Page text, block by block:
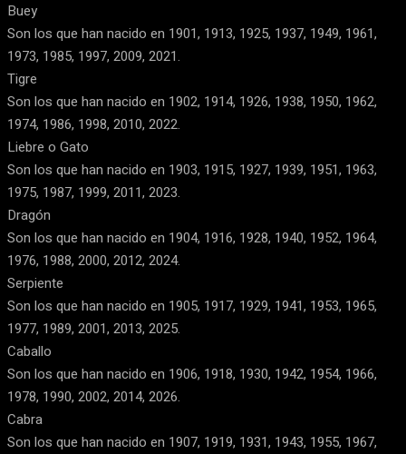
Buey
Son los que han nacido en 1901, 1913, 1925, 1937, 1949, 1961,
1973, 1985, 1997, 2009, 2021.
Tigre
Son los que han nacido en 1902, 1914, 1926, 1938, 1950, 1962,
1974, 1986, 1998, 2010, 2022.
Liebre o Gato
Son los que han nacido en 1903, 1915, 1927, 1939, 1951, 1963,
1975, 1987, 1999, 2011, 2023.
Dragón
Son los que han nacido en 1904, 1916, 1928, 1940, 1952, 1964,
1976, 1988, 2000, 2012, 2024.
Serpiente
Son los que han nacido en 1905, 1917, 1929, 1941, 1953, 1965,
1977, 1989, 2001, 2013, 2025.
Caballo
Son los que han nacido en 1906, 1918, 1930, 1942, 1954, 1966,
1978, 1990, 2002, 2014, 2026.
Cabra
Son los que han nacido en 1907, 1919, 1931, 1943, 1955, 1967,